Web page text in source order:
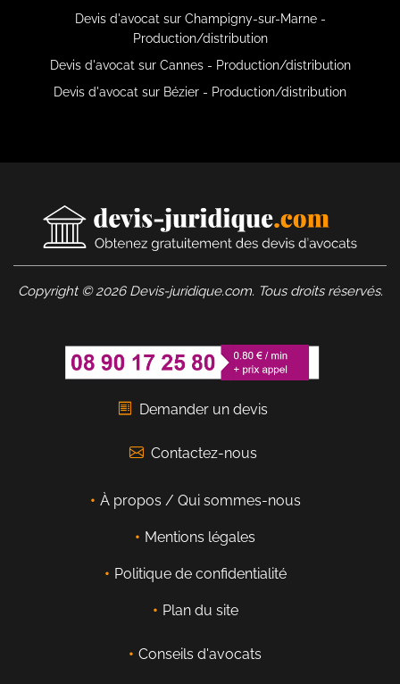
Devis d'avocat sur Champigny-sur-Marne -
Production/distribution
Devis d'avocat sur Cannes - Production/distribution
Devis d'avocat sur Bézier - Production/distribution
Copyright © 2026 Devis-juridique.com. Tous droits réservés.
Demander un devis
Contactez-nous
À propos / Qui sommes-nous
Mentions légales
Politique de confidentialité
Plan du site
Conseils d'avocats